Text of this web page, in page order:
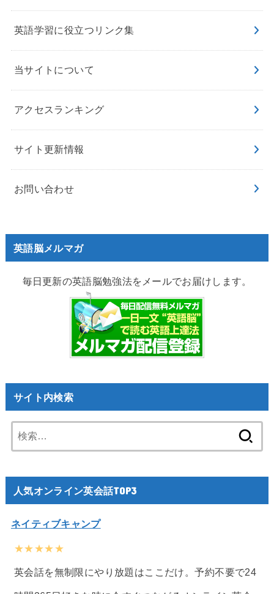
英語学習に役立つリンク集
当サイトについて
アクセスランキング
サイト更新情報
お問い合わせ
英語脳メルマガ
毎日更新の英語脳勉強法をメールでお届けします。
サイト内検索
索:
人気オンライン英会話TOP3
ネイティブキャンプ
★★★★★
英会話を無制限にやり放題はここだけ。予約不要で24